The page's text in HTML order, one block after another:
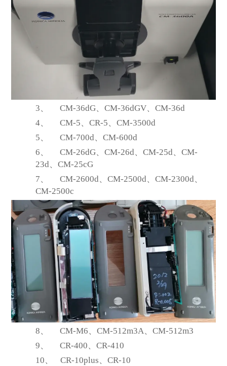
3、 CM-36dG、CM-36dGV、CM-36d
4、
CM-5、CR-5、CM-3500d
5、
CM-700d、CM-600d
6、
CM-26dG、CM-26d、CM-25d、CM-
23d、CM-25cG
7、
CM-2600d、CM-2500d、CM-2300d、
CM-2500c
8、 CM-M6、CM-512m3A、CM-512m3
9、
CR-400、CR-410
10、
CR-10plus、CR-10